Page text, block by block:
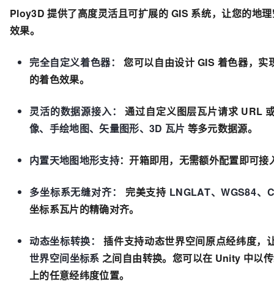
Ploy3D 提供了高度灵活且可扩展的 GIS 系统，让您的地
效果。
完全自定义着色器：
您可以自由设计 GIS 着色器，
的着色效果。
灵活的数据源接入：
通过自定义图层瓦片请求 URL
像、手绘地图、矢量图形、3D 瓦片 等多元数据源。
内置天地图地形支持：开箱即用，无需额外配置即可接
多坐标系无缝对齐： 完美支持 LNGLAT、WGS84、
坐标系瓦片的精确对齐。
动态坐标转换：
插件支持动态世界空间原点经纬度，
世界空间坐标系 之间自由转换。您可以在 Unity 中以
上的任意经纬度位置。